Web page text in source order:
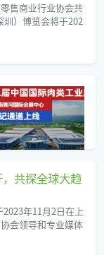
售商业行业协会共
圳）博览会将于202
共探全球大趋
年11月2日在上
会领导和专业媒体